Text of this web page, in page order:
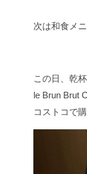
次は和食メ
この日、乾
le Brun Brut
コストコで